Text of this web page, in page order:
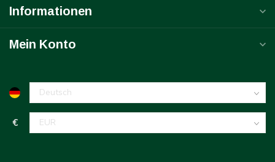
Informationen
Mein Konto
€